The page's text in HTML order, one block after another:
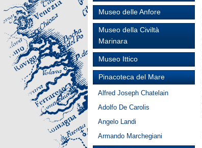
Museo delle Anfore
Museo della Civiltà
Marinara
Museo Ittico
Pinacoteca del Mare
Alfred Joseph Chatelain
Adolfo De Carolis
Angelo Landi
Armando Marchegiani